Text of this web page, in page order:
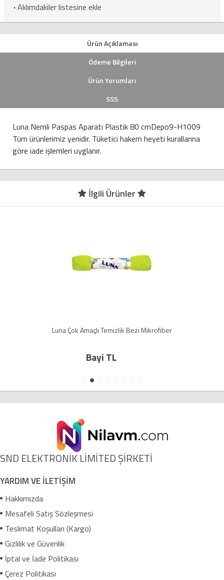
·Aklımdakiler listesine ekle
Ürün Açıklaması
Ödeme Bilgileri
Ürün Yorumları
SSS
Luna Nemli Paspas Aparatı Plastik 80 cmDepo9-H1009
Tüm ürünlerimiz yenidir. Tüketici hakem heyeti kurallarına
göre iade işlemleri uyglanır.
İlgili Ürünler
Luna Çok Amaçlı Temizlik Bezi Mikrofiber
Bayi TL
SND ELEKTRONİK LİMİTED ŞİRKETİ
YARDIM VE İLETİŞİM
Hakkımızda
Mesafeli Satış Sözleşmesi
Teslimat Koşulları (Kargo)
Gizlilik ve Güvenlik
İptal ve İade Politikası
Çerez Politikası